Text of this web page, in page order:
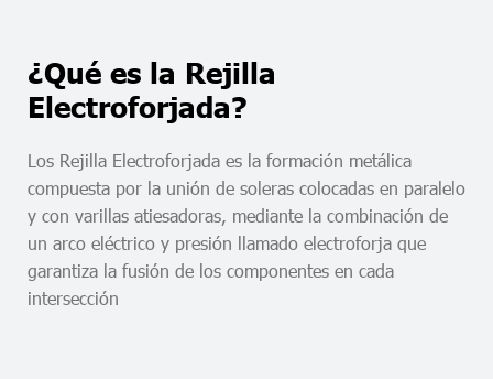
¿Qué es la Rejilla
Electroforjada?
Los Rejilla Electroforjada es la formación metálica
compuesta por la unión de soleras colocadas en paralelo
y con varillas atiesadoras, mediante la combinación de
un arco eléctrico y presión llamado electroforja que
garantiza la fusión de los componentes en cada
intersección